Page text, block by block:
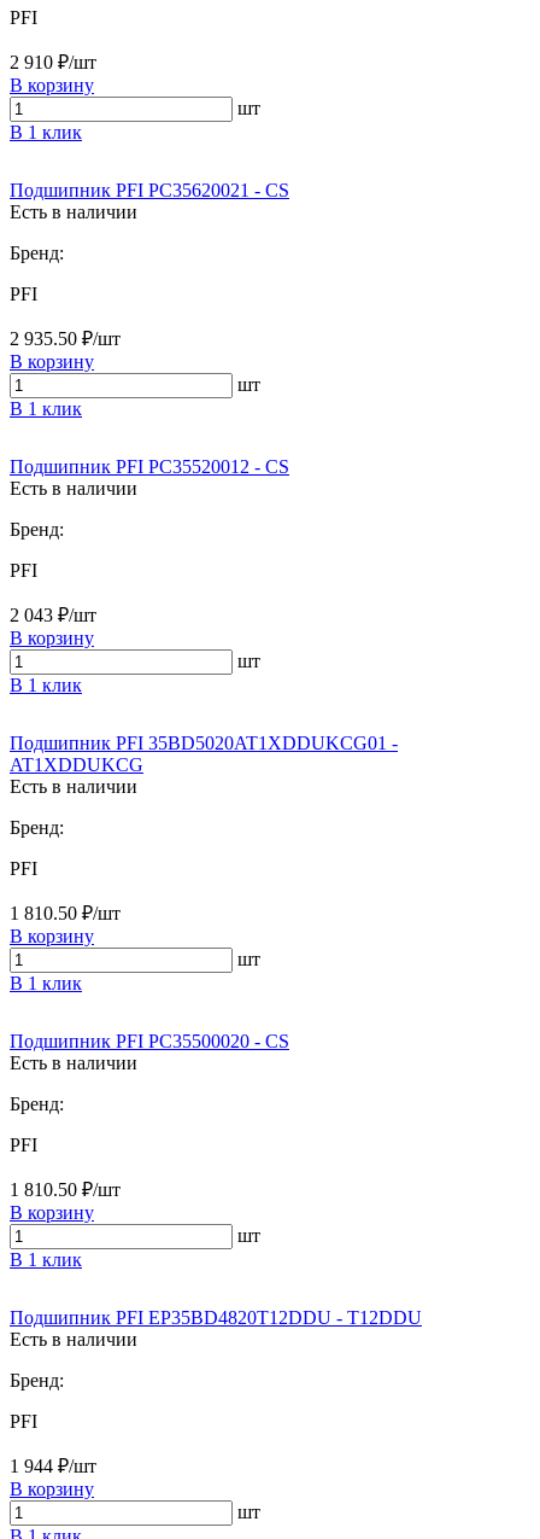
PFI
2 910 ₽/шт
В корзину
шт
В 1 клик
Подшипник PFI PC35620021 - CS
Есть в наличии
Бренд:
PFI
2 935.50 ₽/шт
В корзину
шт
В 1 клик
Подшипник PFI PC35520012 - CS
Есть в наличии
Бренд:
PFI
2 043 ₽/шт
В корзину
шт
В 1 клик
Подшипник PFI 35BD5020AT1XDDUKCG01 -
AT1XDDUKCG
Есть в наличии
Бренд:
PFI
1 810.50 ₽/шт
В корзину
шт
В 1 клик
Подшипник PFI PC35500020 - CS
Есть в наличии
Бренд:
PFI
1 810.50 ₽/шт
В корзину
шт
В 1 клик
Подшипник PFI EP35BD4820T12DDU - T12DDU
Есть в наличии
Бренд:
PFI
1 944 ₽/шт
В корзину
шт